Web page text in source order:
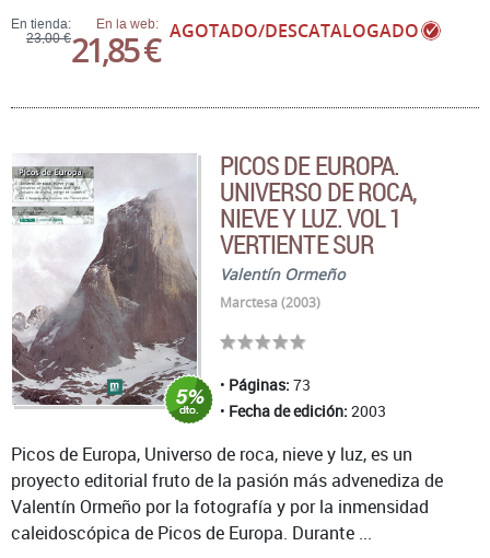
En tienda:
23,00 €
En la web:
21,85 € AGOTADO/DESCATALOGADO
PICOS DE EUROPA.
UNIVERSO DE ROCA,
NIEVE Y LUZ. VOL 1
VERTIENTE SUR
Valentín Ormeño
Marctesa (2003)
Páginas: 73
Fecha de edición: 2003
Picos de Europa, Universo de roca, nieve y luz, es un
proyecto editorial fruto de la pasión más advenediza de
Valentín Ormeño por la fotografía y por la inmensidad
caleidoscópica de Picos de Europa. Durante ...